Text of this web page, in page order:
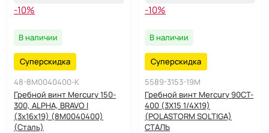
-10%
В наличии
Суперскидка
48-8M0040400-K
Гребной винт Mercury 150-
300, ALPHA, BRAVO I
(3x16x19) (8M0040400)
(Сталь)
-10%
В наличии
Суперскидка
5589-3153-19M
Гребной винт Mercury 90CT-
400 (3X15 1/4X19)
(POLASTORM SOLTIGA)
СТАЛЬ